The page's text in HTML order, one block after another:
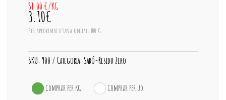
31.00 €/KG
3.10€
Pes aproximat d'una unitat: 100 G
SKU: 900 Categoria: Sabó-Residu Zero
Comprar per KG Comprar per ud.